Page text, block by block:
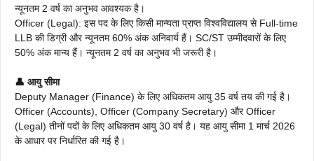
न्यूनतम 2 वर्ष का अनुभव आवश्यक है।
Officer (Legal): इस पद के लिए किसी मान्यता प्राप्त विश्वविद्यालय से Full-time
LLB की डिग्री और न्यूनतम 60% अंक अनिवार्य हैं। SC/ST उम्मीदवारों के लिए
50% अंक मान्य हैं। न्यूनतम 2 वर्ष का अनुभव भी जरूरी है।
👤 आयु सीमा
Deputy Manager (Finance) के लिए अधिकतम आयु 35 वर्ष तय की गई है।
Officer (Accounts), Officer (Company Secretary) और Officer
(Legal) तीनों पदों के लिए अधिकतम आयु 30 वर्ष है। यह आयु सीमा 1 मार्च 2026
के आधार पर निर्धारित की गई है।